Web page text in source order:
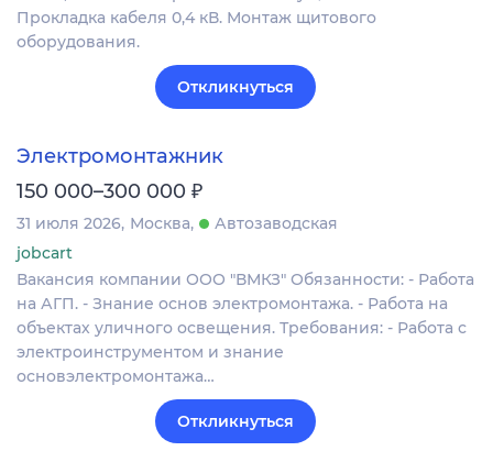
Прокладка кабеля 0,4 кВ. Монтаж щитового
оборудования.
Откликнуться
Электромонтажник
150 000–300 000 ₽
31 июля 2026 Москва
Автозаводская
jobcart
Вакансия компании ООО "ВМКЗ" Обязанности: - Работа
на АГП. - Знание основ электромонтажа. - Работа на
объектах уличного освещения. Требования: - Работа с
электроинструментом и знание
основэлектромонтажа…
Откликнуться